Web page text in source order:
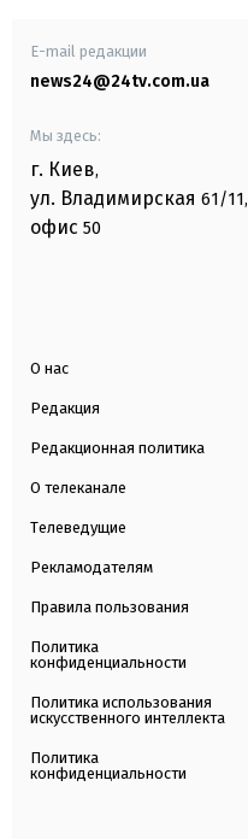
E-mail редакции
news24@24tv.com.ua
Мы здесь:
г. Киев,
ул. Владимирская 61/11,
офис 50
О нас
Редакция
Редакционная политика
О телеканале
Телеведущие
Рекламодателям
Правила пользования
Политика
конфиденциальности
Политика использования
искусственного интеллекта
Политика
конфиденциальности